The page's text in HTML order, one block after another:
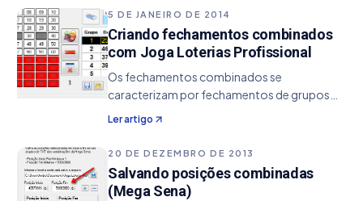
neste momento para outras modalidades,
não iremos lançar uma…
5 DE JANEIRO DE 2014
Criando fechamentos combinados
com Joga Loterias Profissional
Os fechamentos combinados se
caracterizam por fechamentos de grupos
únicos de uma dezena, onde a finalidade é
fechar todas as ocorrências das dezenas de
forma combinada(analise combinatória). O
que o sistema faz é…
Ler artigo
20 DE DEZEMBRO DE 2013
Salvando posições combinadas
(Mega Sena)